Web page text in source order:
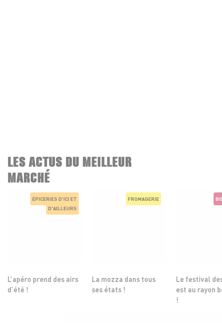
LES ACTUS DU MEILLEUR
MARCHÉ
ÉPICERIES D'ICI ET
D'AILLEURS
L’apéro prend des airs
d’été !
FROMAGERIE
La mozza dans tous
ses états !
Le festival
est au rayon
!